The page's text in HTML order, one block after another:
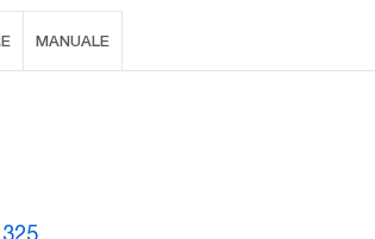
MANUALE